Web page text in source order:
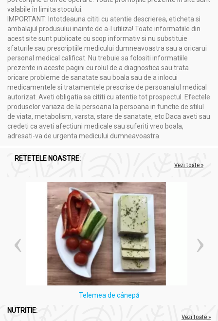
Administrare
Otet mere catina 250ml - NERA PLANT
In salate şi mâncăruri, după gust.
Câte 1 linguriţă (copii) sau câte 1 lingură (adulţi) de 3 ori/zi
înaintea meselor principale, diluat în apă, ceai sau sucuri.
valabile în limita stocului.
IMPORTANT: Intotdeauna cititi cu atentie descrierea, eticheta si
ambalajul produsului inainte de a-l utiliza! Toate informatiile din
acest site sunt publicate cu scop informativ si nu substituie
sfaturile sau prescriptiile medicului dumneavoastra sau a oricarui
personal medical calificat. Nu trebuie sa folositi informatiile
prezente in aceste pagini cu rolul de a diagnostica sau trata
oricare probleme de sanatate sau boala sau de a inlocui
medicamentele si tratamentele prescrise de persoanalul medical
autorizat. Aveti obligatia sa cititi cu atentie tot prospectul. Efectele
produselor variaza de la persoana la persoana in functie de stilul
de viata, metabolism, varsta, stare de sanatate, etc Daca aveti sau
credeti ca aveti afectiuni medicale sau suferiti vreo boala,
adresati-va de urgenta medicului dumneavoastra.
RETETELE NOASTRE:
Vezi toate »
Telemea de cânepă
NUTRITIE:
Vezi toate »